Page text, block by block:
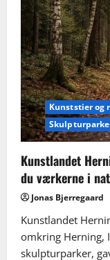
du
dem
(rute,
kort
og
Kunststier og
Kunstlandet
du værkerne i
Jonas Bjerregaard
Kunstlandet
omkring Herning,
skulpturparker,